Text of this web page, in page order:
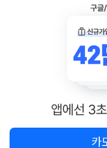
함께 가는
카